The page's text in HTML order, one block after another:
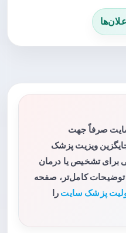
صرفاً جهت
ویزیت پزشک
برای تشخیص یا درمان
توضیحات کامل‌تر، صفحه
پزشک سایت را